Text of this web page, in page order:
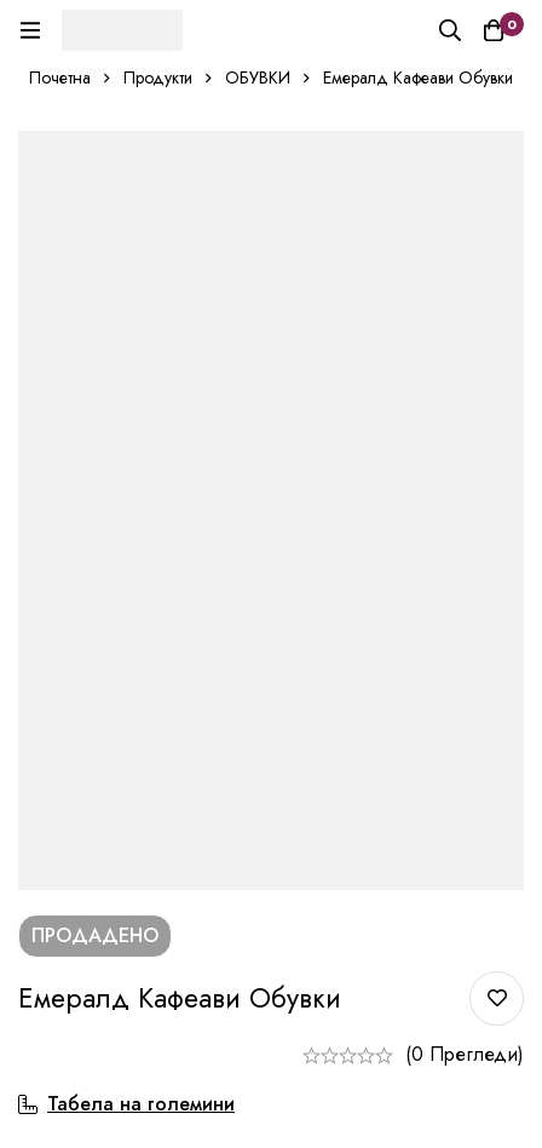
0
Почетна Продукти ОБУВКИ Емералд Кафеави Обувки
ПРОДАДЕНО
Емералд Кафеави Обувки
(0 Прегледи)
Табела на големини